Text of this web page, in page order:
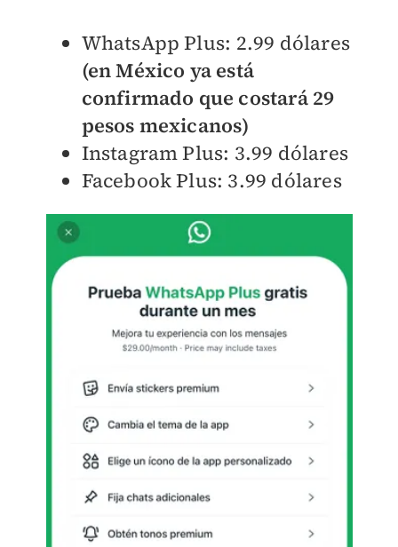
WhatsApp Plus: 2.99 dólares
(en México ya está
confirmado que costará 29
pesos mexicanos)
Instagram Plus: 3.99 dólares
Facebook Plus: 3.99 dólares